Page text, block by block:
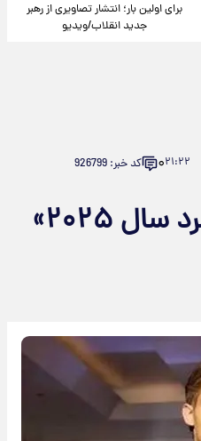
برای اولین بار؛ انتشار تصاویری از رهبر
جدید انقلاب/ویدیو
۲۱:۲۲۰ کد خبر: 926799
پسر جذابی که «مرد سال ۲۰۲۵»